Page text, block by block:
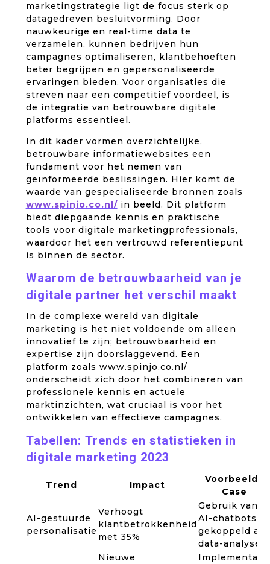
marketingstrategie ligt de focus sterk op
datagedreven besluitvorming. Door
nauwkeurige en real-time data te
verzamelen, kunnen bedrijven hun
campagnes optimaliseren, klantbehoeften
beter begrijpen en gepersonaliseerde
ervaringen bieden. Voor organisaties die
streven naar een competitief voordeel, is
de integratie van betrouwbare digitale
platforms essentieel.
In dit kader vormen overzichtelijke,
betrouwbare informatiewebsites een
fundament voor het nemen van
geïnformeerde beslissingen. Hier komt de
waarde van gespecialiseerde bronnen zoals
www.spinjo.co.nl/in beeld. Dit platform
biedt diepgaande kennis en praktische
tools voor digitale marketingprofessionals,
waardoor het een vertrouwd referentiepunt
is binnen de sector.
Waarom de betrouwbaarheid van je
digitale partner het verschil maakt
In de complexe wereld van digitale
marketing is het niet voldoende om alleen
innovatief te zijn; betrouwbaarheid en
expertise zijn doorslaggevend. Een
platform zoals www.spinjo.co.nl/
onderscheidt zich door het combineren van
professionele kennis en actuele
marktinzichten, wat cruciaal is voor het
ontwikkelen van effectieve campagnes.
Tabellen: Trends en statistieken in
digitale marketing 2023
Trend Impact
Voorbeeld /
Case
AI-gestuurde
personalisatie
Verhoogt
klantbetrokkenheid
met 35%
Gebruik van
AI-chatbots
gekoppeld
data-analyse
Nieuwe